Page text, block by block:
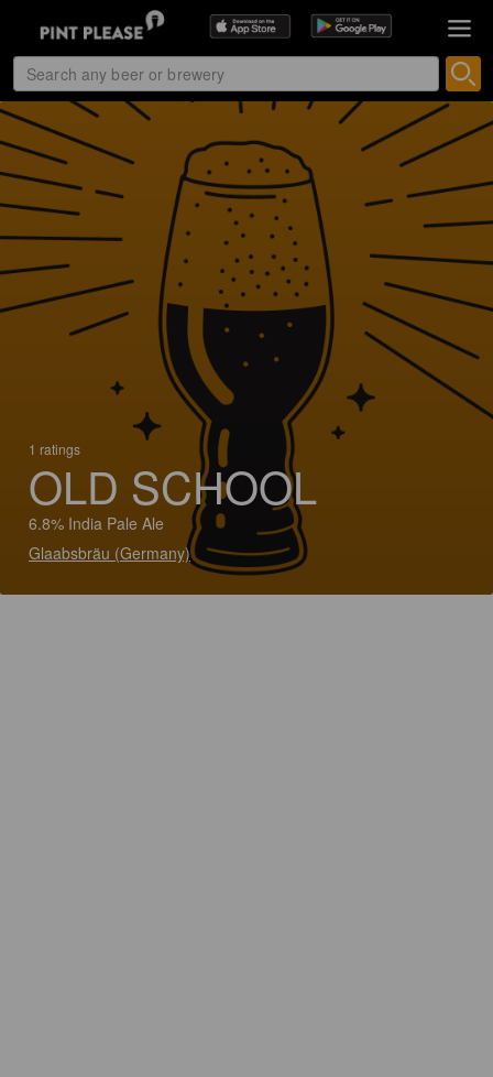
1 ratings
OLD SCHOOL
6.8% India Pale Ale
Glaabsbräu (Germany)